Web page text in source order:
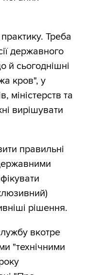
Треба
державного
й сьогоднішні
кров", у
міністерств та
вирішувати
правильні
рішення.
вкотре
"технічними